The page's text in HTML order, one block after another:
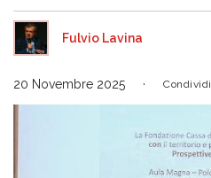
Fulvio Lavina
20 Novembre 2025 Condividi